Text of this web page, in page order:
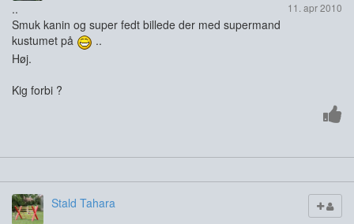
11. apr 2010
..
Smuk kanin og super fedt billede der med supermand
kustumet på
..
Høj.
Kig forbi ?
Stald Tahara